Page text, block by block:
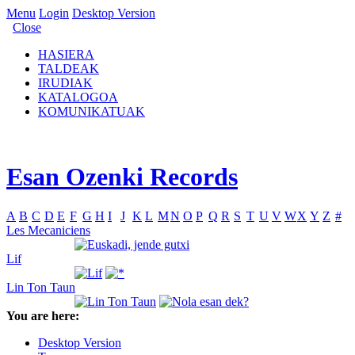
Menu Login Desktop Version
Close
HASIERA
TALDEAK
IRUDIAK
KATALOGOA
KOMUNIKATUAK
Esan Ozenki Records
A B C D E F G H I J K L MN O P Q R S T U V WX Y Z #
Les Mecaniciens
Lif
Lin Ton Taun
You are here:
Desktop Version